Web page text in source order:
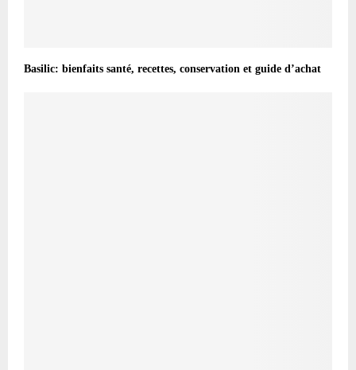
Basilic: bienfaits santé, recettes, conservation et guide d’achat